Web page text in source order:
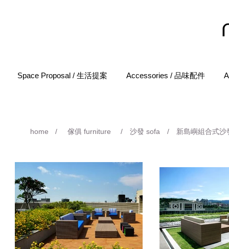
Space Proposal / 生活提案 Accessories / 品味配件
home / 傢俱 furniture / 沙發 sofa / 新島嶼組合式